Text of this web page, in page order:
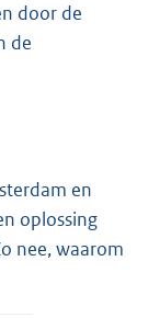
door de
de
en
oplossing
nee, waarom